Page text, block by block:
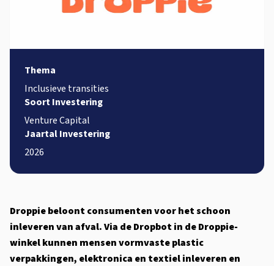
Thema
Inclusieve transities
Soort Investering
Venture Capital
Jaartal Investering
2026
Droppie beloont consumenten voor het schoon
inleveren van afval. Via de Dropbot in de Droppie-
winkel kunnen mensen vormvaste plastic
verpakkingen, elektronica en textiel inleveren en